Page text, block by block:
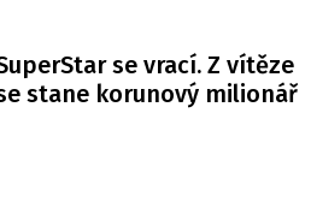
se vrací. Z vítěze
stane korunový milionář